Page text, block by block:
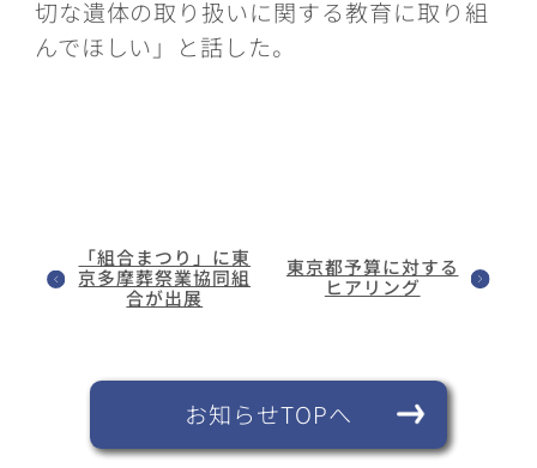
切な遺体の取り扱いに関する教育に取り組
んでほしい」と話した。
「組合まつり」に東
京多摩葬祭業協同組
合が出展
東京都予算に対する
ヒアリング
お知らせTOPへ